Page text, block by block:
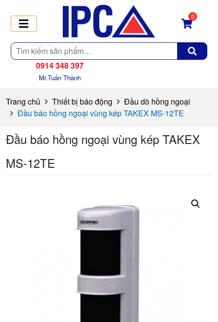
Tìm
kiếm
0
0914 348 397
Mr.Tuấn Thành
Trang chủ Thiết bị báo động
Đầu dò hồng ngoại
Đầu báo hồng ngoại vùng kép TAKEX MS-12TE
Đầu báo hồng ngoại vùng kép TAKEX
MS-12TE